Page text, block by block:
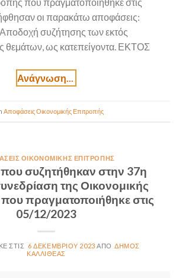
οι παρακάτω αποφάσεις:
συζήτησης των εκτός
θεμάτων, ως κατεπείγοντα. ΕΚΤΟΣ
Αποφάσεις Οικονομικής Επιτροπής
ΟΙΚΟΝΟΜΙΚΉΣ ΕΠΙΤΡΟΠΉΣ
συζητήθηκαν στην 37η
της Οικονομικής
πραγματοποιήθηκε στις
05/12/2023
6 ΔΕΚΕΜΒΡΊΟΥ 2023
ΔΉΜΟΣ
ΚΑΛΛΙΘΈΑΣ